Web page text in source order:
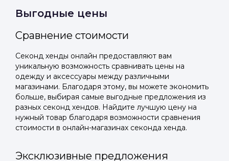
профиль
Мы отправим код для входа на ваш
номер телефона.
Телефон
Подать заявку
Отправьте заявку через мессенджер-бот — магазины
увидят её и пришлют предложения. Фото, описание и
AI-оценка прямо в чате.
Telegram
ВКонтакте
или подайте через форму на сайте
Подать заявку
Отправьте заявку через мессенджер-бот — магазины
увидят её и пришлют предложения. Фото, описание и
AI-оценка прямо в чате.
Telegram
ВКонтакте
или подайте через форму на сайте
Выгодные цены
Сравнение стоимости
Секонд хенды онлайн предоставляют вам
уникальную возможность сравнивать цены на
одежду и аксессуары между различными
магазинами. Благодаря этому, вы можете экономить
больше, выбирая самые выгодные предложения из
разных секонд хендов. Найдите лучшую цену на
нужный товар благодаря возможности сравнения
стоимости в онлайн-магазинах секонда хенда.
Эксклюзивные предложения